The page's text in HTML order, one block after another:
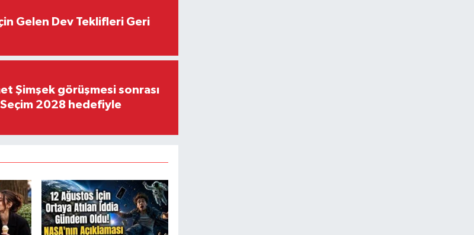
Gelen Dev Teklifleri Geri
Şimşek görüşmesi sonrası
2028 hedefiyle